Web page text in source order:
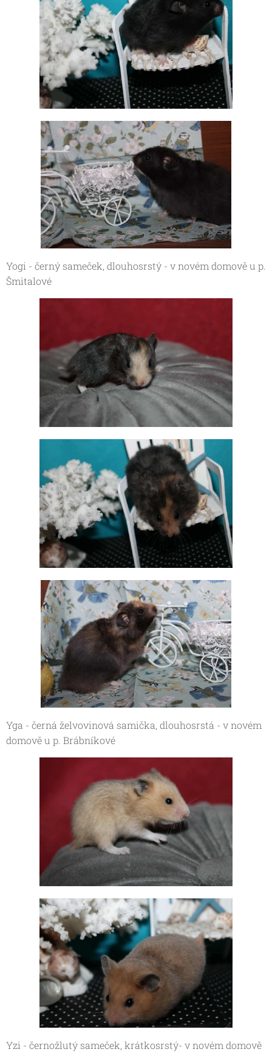
Yogi - černý sameček, dlouhosrstý - v novém domově u p.
Šmitalové
Yga - černá želvovinová samička, dlouhosrstá - v novém
domově u p. Brábníkové
Yzi - černožlutý sameček, krátkosrstý- v novém domově